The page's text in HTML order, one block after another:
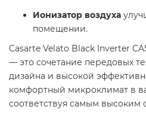
Ионизатор воздуха
помещении.
Casarte Velato Black Inverter
— это сочетание передовых
дизайна и высокой
комфортный микроклимат в
соответствуя самым высоким